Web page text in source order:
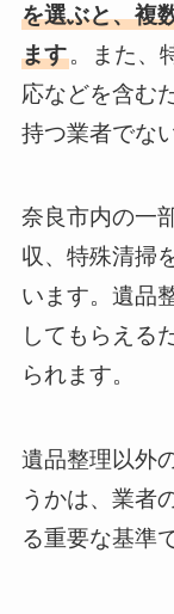
を選ぶと、複
ます。また、
応などを含む
持つ業者でな
奈良市内の一
収、特殊清掃
います。遺品
してもらえる
られます。
遺品整理以外
うかは、業者
る重要な基準